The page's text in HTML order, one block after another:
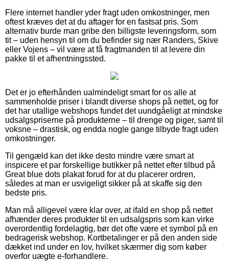
Flere internet handler yder fragt uden omkostninger, men
oftest kræves det at du aftager for en fastsat pris. Som
alternativ burde man gribe den billigste leveringsform, som
tit – uden hensyn til om du befinder sig nær Randers, Skive
eller Vojens – vil være at få fragtmanden til at levere din
pakke til et afhentningssted.
Det er jo efterhånden ualmindeligt smart for os alle at
sammenholde priser i blandt diverse shops på nettet, og for
det har utallige webshops fundet det uundgåeligt at mindske
udsalgspriserne på produkterne – til drenge og piger, samt til
voksne – drastisk, og endda nogle gange tilbyde fragt uden
omkostninger.
Til gengæld kan det ikke desto mindre være smart at
inspicere et par forskellige butikker på nettet efter tilbud på
Great blue dots plakat forud for at du placerer ordren,
således at man er usvigeligt sikker på at skaffe sig den
bedste pris.
Man må alligevel være klar over, at ifald en shop på nettet
afhænder deres produkter til en udsalgspris som kan virke
overordentlig fordelagtig, bør det ofte være et symbol på en
bedragerisk webshop. Kortbetalinger er på den anden side
dækket ind under en lov, hvilket skærmer dig som køber
overfor uægte e-forhandlere.